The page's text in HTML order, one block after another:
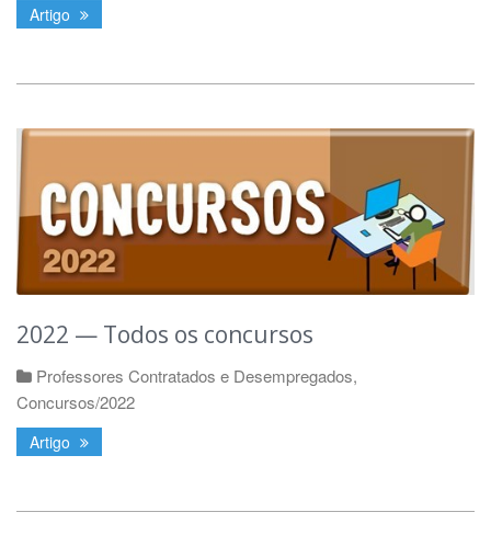
Artigo
2022 — Todos os concursos
Professores Contratados e Desempregados,
Concursos/2022
Artigo